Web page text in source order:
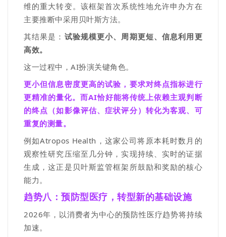
维的重大转变。该框架首次系统性地允许申办方在
主要推断中采用贝叶斯方法。
其结果是： 试验规模更小、周期更短、信息利用更
高效。
这一过程中， AI扮演关键角色。
更小但信息密度更高的试验，要求对终点指标进行
更精准的量化。而AI恰好能将传统上依赖主观判断
的终点（如影像评估、症状评分）转化为客观、可
重复的测量。
例如Atropos Health ，这家公司将原本耗时数月的
观察性研究压缩至几分钟，实现持续、实时的证据
生成 ，这正是贝叶斯监管框架所鼓励和奖励的核心
能力。
趋势八： 预防型医疗 ，转型新的基础设施
2026年，以消费者为中心的预防性医疗趋势将持续
加速。